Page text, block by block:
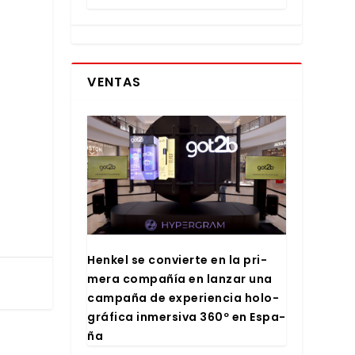
VENTAS
Hen­kel se con­vier­te en la pri­
me­ra com­pa­ñía en lan­zar una
cam­pa­ña de expe­rien­cia holo­
grá­fi­ca inmer­si­va 360º en Espa­
ña